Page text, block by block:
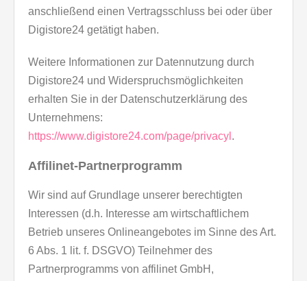
anschließend einen Vertragsschluss bei oder über
Digistore24 getätigt haben.
Weitere Informationen zur Datennutzung durch
Digistore24 und Widerspruchsmöglichkeiten
erhalten Sie in der Datenschutzerklärung des
Unternehmens:
https://www.digistore24.com/page/privacyl .
Affilinet-Partnerprogramm
Wir sind auf Grundlage unserer berechtigten
Interessen (d.h. Interesse am wirtschaftlichem
Betrieb unseres Onlineangebotes im Sinne des Art.
6 Abs. 1 lit. f. DSGVO) Teilnehmer des
Partnerprogramms von affilinet GmbH,